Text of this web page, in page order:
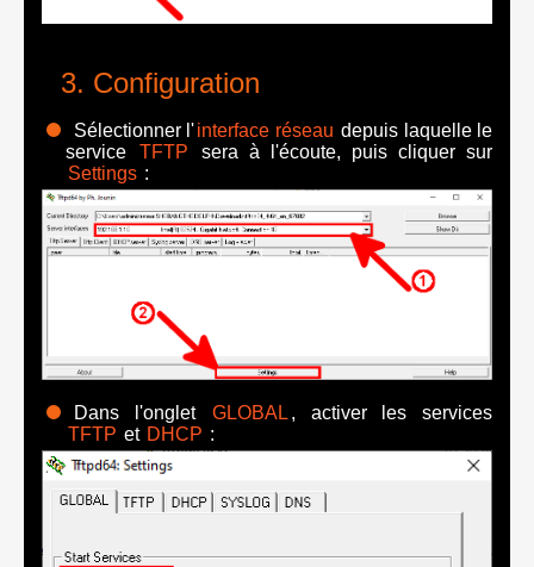
Configuration
Sélectionner l'interface réseau depuis laquelle le
service
TFTP
sera à l'écoute, puis cliquer sur
Settings :
Dans l'onglet GLOBAL , activer les services
TFTP et DHCP :